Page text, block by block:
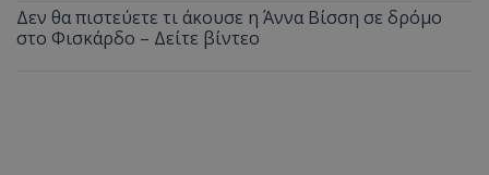
Δεν θα πιστεύετε τι άκουσε η Άννα Βίσση σε δρόμο
στο Φισκάρδο – Δείτε βίντεο